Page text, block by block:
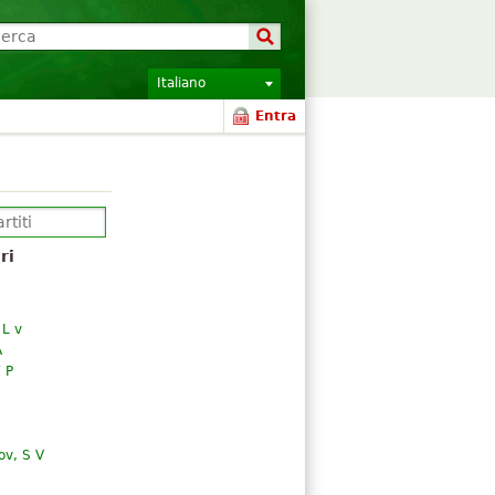
Italiano
Entra
v
P
S V